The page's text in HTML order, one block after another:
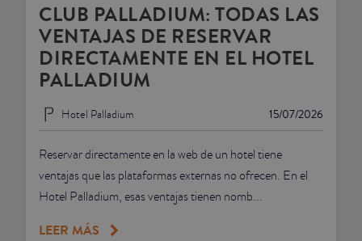
CLUB PALLADIUM: TODAS LAS
VENTAJAS DE RESERVAR
DIRECTAMENTE EN EL HOTEL
PALLADIUM
15/07/2026
Hotel Palladium
Reservar directamente en la web de un hotel tiene
ventajas que las plataformas externas no ofrecen. En el
Hotel Palladium, esas ventajas tienen nomb...
LEER MÁS